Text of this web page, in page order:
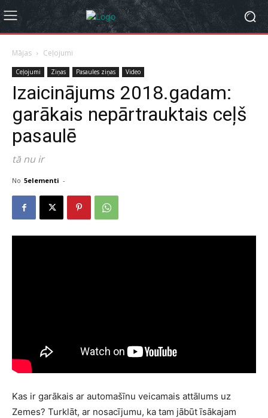
Mājas Ceļojumi
Ceļojumi Ziņas Pasaules ziņas Video
Izaicinājums 2018.gadam:
garākais nepārtrauktais ceļš
pasaulē
tā nu ir
No 5elementi -
Kas ir garākais ar automašīnu veicamais attālums uz
Zemes? Turklāt, ar nosacījumu, ka tam jābūt īsākajam